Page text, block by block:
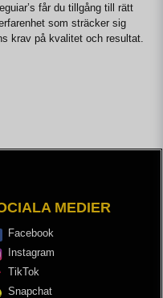
får du tillgång till rätt
som sträcker sig
krav på kvalitet och resultat.
MEDIER
Facebook
Instagram
TikTok
Snapchat